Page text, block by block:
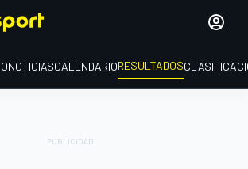
NOTICIASCALENDARIORESULTADOS